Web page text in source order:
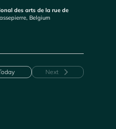
des arts de la rue de
Belgium
Next
Events